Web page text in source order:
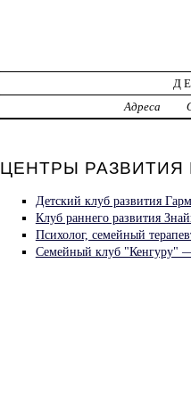
Адреса
ЦЕНТРЫ РАЗВИТИЯ
Детский клуб развития
Клуб раннего развития
Психолог, семейный
Семейный клуб "Кенгуру"